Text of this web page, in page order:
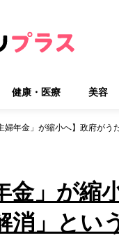
健康・医療 美容
金」が縮
消」とい